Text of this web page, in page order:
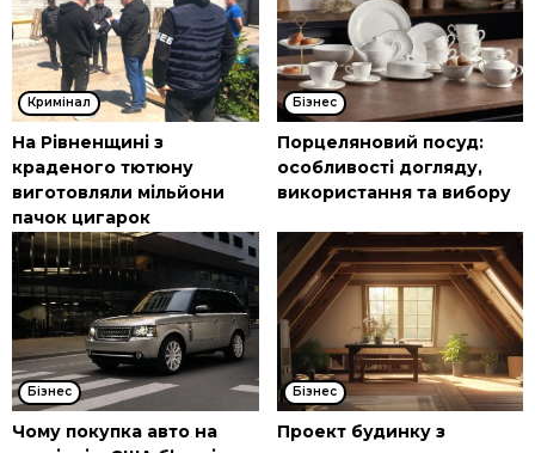
Кримінал
На Рівненщині з
краденого тютюну
виготовляли мільйони
пачок цигарок
Бізнес
Порцеляновий посуд:
особливості догляду,
використання та вибору
Бізнес
Чому покупка авто на
Бізнес
Проект будинку з